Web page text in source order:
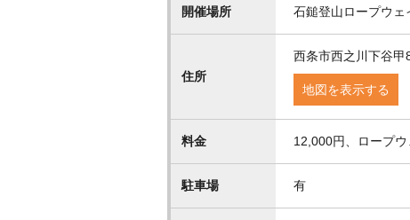
開催場所 石鎚登山ロープウェ
住所
西条市西之川下谷甲
地図を表示する
料金 12,000円、ロープウ
駐車場 有